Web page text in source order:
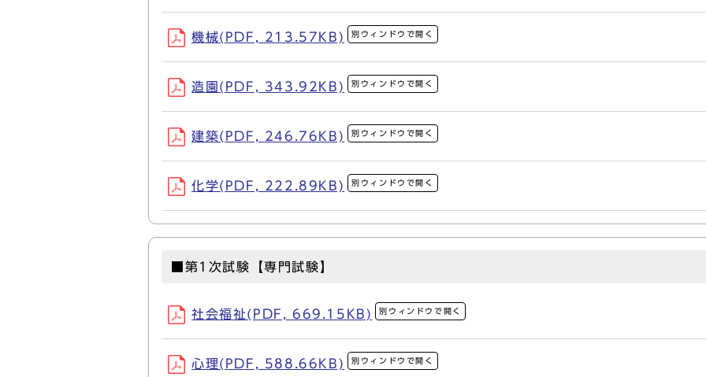
機械(PDF, 213.57KB) 別ウィンドウで開く
造園(PDF, 343.92KB) 別ウィンドウで開く
建築(PDF, 246.76KB) 別ウィンドウで開く
化学(PDF, 222.89KB) 別ウィンドウで開く
■第1次試験【専門試験】
社会福祉(PDF, 669.15KB) 別ウィンドウで開く
心理(PDF, 588.66KB) 別ウィンドウで開く